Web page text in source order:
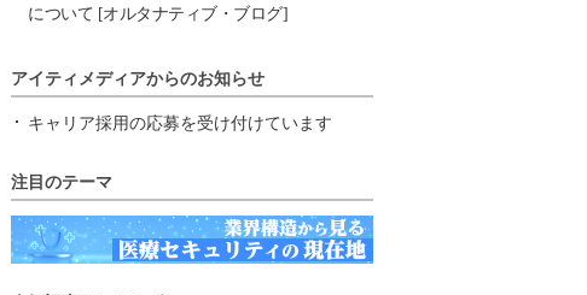
について [オルタナティブ・ブログ]
アイティメディアからのお知らせ
キャリア採用の応募を受け付けています
注目のテーマ